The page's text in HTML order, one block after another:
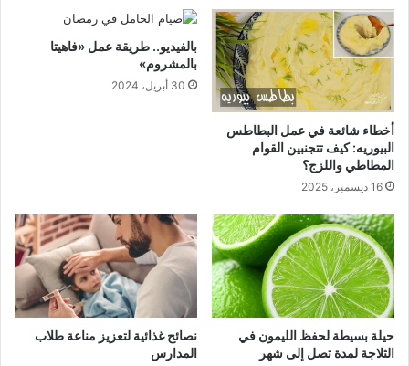
أخطاء شائعة في عمل البطاطس
البيوريه: كيف تتجنبين القوام
المطاطي واللزج؟
16 ديسمبر، 2025
بالفيديو.. طريقة عمل «فاهيتا
بالمشروم»
30 أبريل، 2024
حيلة بسيطة لحفظ الليمون في
الثلاجة لمدة تصل إلى شهر
نصائح غذائية لتعزيز مناعة طلاب
المدارس